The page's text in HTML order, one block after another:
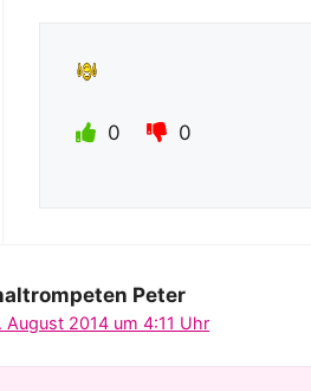
0 0
Peter
August 2014 um 4:11 Uhr